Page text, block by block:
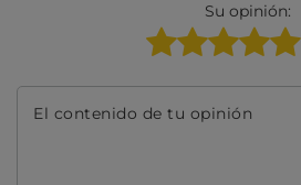
Su opinión:
El contenido de tu opinión